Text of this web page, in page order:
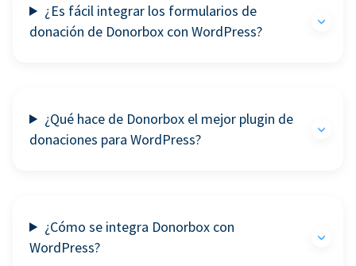
¿Es fácil integrar los formularios de
donación de Donorbox con WordPress?
¿Qué hace de Donorbox el mejor plugin de
donaciones para WordPress?
¿Cómo se integra Donorbox con
WordPress?